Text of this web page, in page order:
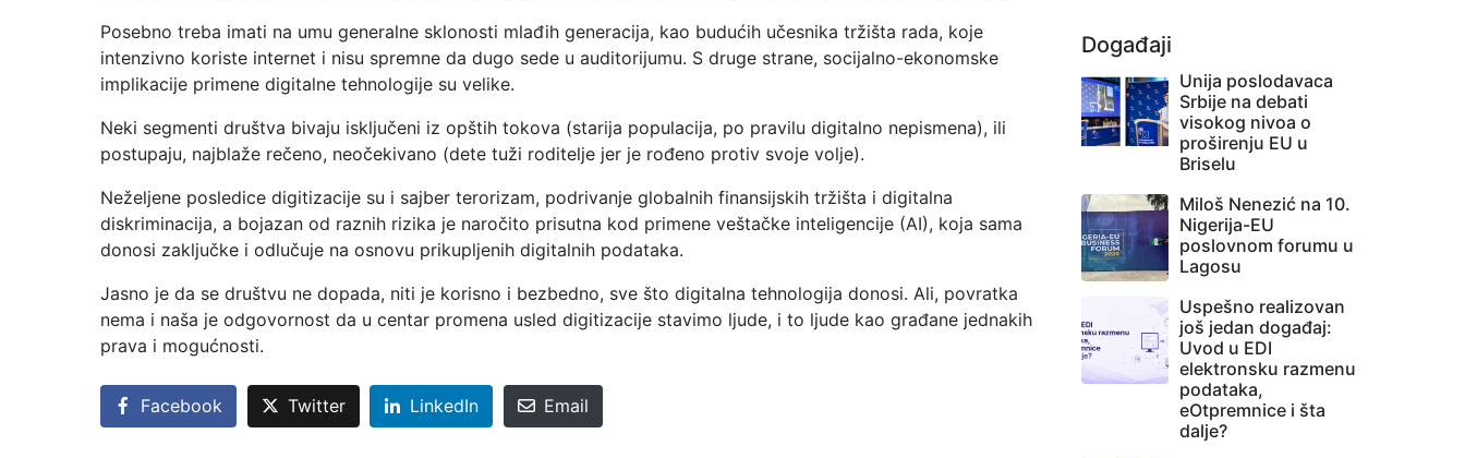
Posebno treba imati na umu generalne sklonosti mlađih generacija, kao budućih učesnika tržišta rada, koje
intenzivno koriste internet i nisu spremne da dugo sede u auditorijumu. S druge strane, socijalno-ekonomske
implikacije primene digitalne tehnologije su velike.
Neki segmenti društva bivaju isključeni iz opštih tokova (starija populacija, po pravilu digitalno nepismena), ili
postupaju, najblaže rečeno, neočekivano (dete tuži roditelje jer je rođeno protiv svoje volje).
Neželjene posledice digitizacije su i sajber terorizam, podrivanje globalnih finansijskih tržišta i digitalna
diskriminacija, a bojazan od raznih rizika je naročito prisutna kod primene veštačke inteligencije (AI), koja sama
donosi zaključke i odlučuje na osnovu prikupljenih digitalnih podataka.
Jasno je da se društvu ne dopada, niti je korisno i bezbedno, sve što digitalna tehnologija donosi. Ali, povratka
nema i naša je odgovornost da u centar promena usled digitizacije stavimo ljude, i to ljude kao građane jednakih
prava i mogućnosti.
Facebook Twitter LinkedIn Email
Događaji
Unija poslodavaca
Srbije na debati
visokog nivoa o
proširenju EU u
Briselu
Miloš Nenezić na 10.
Nigerija-EU
poslovnom forumu u
Lagosu
Uspešno realizovan
još jedan događaj:
Uvod u EDI
elektronsku razmenu
podataka,
eOtpremnice i šta
dalje?